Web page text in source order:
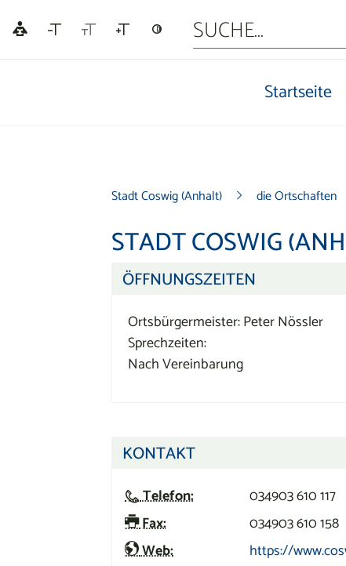
Startseite
Stadt Coswig (Anhalt) die Ortschaften
STADT COSWIG
ÖFFNUNGSZEITEN
Ortsbürgermeister: Peter Nössler
Sprechzeiten:
Nach Vereinbarung
KONTAKT
Telefon:
034903 610 117
Fax:
034903 610 158
Web:
https://